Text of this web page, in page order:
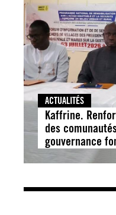
ACTUALITÉS
Kaffrine.
des
gouvernance